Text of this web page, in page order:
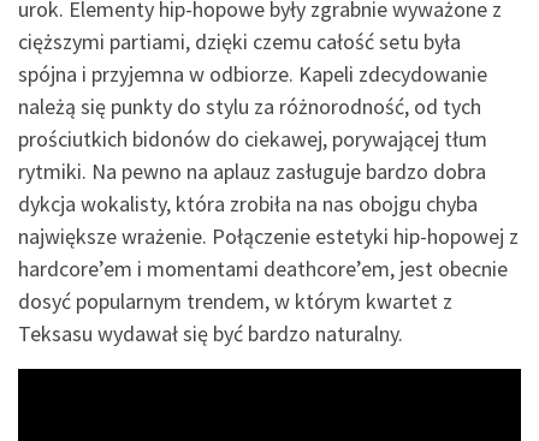
urok. Elementy hip-hopowe były zgrabnie wyważone z
cięższymi partiami, dzięki czemu całość setu była
spójna i przyjemna w odbiorze. Kapeli zdecydowanie
należą się punkty do stylu za różnorodność, od tych
prościutkich bidonów do ciekawej, porywającej tłum
rytmiki. Na pewno na aplauz zasługuje bardzo dobra
dykcja wokalisty, która zrobiła na nas obojgu chyba
największe wrażenie. Połączenie estetyki hip-hopowej z
hardcore’em i momentami deathcore’em, jest obecnie
dosyć popularnym trendem, w którym kwartet z
Teksasu wydawał się być bardzo naturalny.